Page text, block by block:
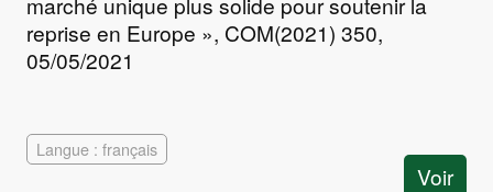
reprise en Europe », COM(2021) 350,
05/05/2021
Langue : français
Voir